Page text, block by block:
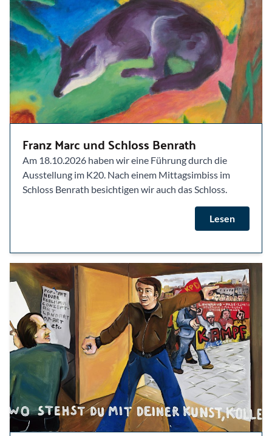
Franz Marc und Schloss Benrath
Am 18.10.2026 haben wir eine Führung durch die
Ausstellung im K20. Nach einem Mittagsimbiss im
Schloss Benrath besichtigen wir auch das Schloss.
Lesen